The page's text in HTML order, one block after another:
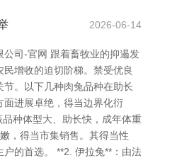
2026-06-14
公司-官网 跟着畜牧业的抑遏发
民增收的迫切阶梯。禁受优良
。以下几种肉兔品种在助长
进展卓绝，得当边界化衍
种体型大、助长快，成年体重
，得当市集销售。其得当性
的首选。 **2. 伊拉兔**：由法